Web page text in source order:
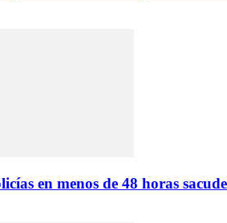
en menos de 48 horas